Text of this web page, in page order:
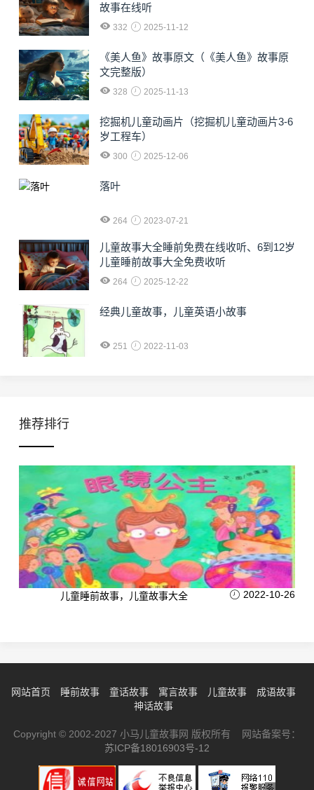
故事在线听
332 2025-11-12
《美人鱼》故事原文（《美人鱼》故事原
文完整版）
328 2025-11-13
挖掘机儿童动画片（挖掘机儿童动画片3-6
岁工程车）
300 2025-12-06
落叶
264 2023-07-21
儿童故事大全睡前免费在线收听、6到12岁
儿童睡前故事大全免费收听
264 2025-12-22
经典儿童故事，儿童英语小故事
251 2022-11-03
推荐排行
儿童睡前故事，儿童故事大全 2022-10-26
网站首页 睡前故事 童话故事 寓言故事 儿童故事
成语故事
神话故事
Copyright © 2002-2027 小马儿童故事网 版权所有 网站备案号：
苏ICP备18016903号-12